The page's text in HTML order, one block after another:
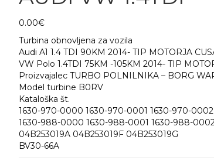
0.00€
Turbina obnovljena za vozila
Audi A1 1.4 TDI 90KM 2014- TIP MOTORJA
VW Polo 1.4TDI 75KM -105KM 2014- TIP
Proizvajalec TURBO POLNILNIKA – BORG
Model turbine B0RV
Kataloška št.
1630-970-0000 1630-970-0001 1630-970-
1630-988-0000 1630-988-0001 1630-988-
04B253019A 04B253019F 04B253019G
BV30-66A